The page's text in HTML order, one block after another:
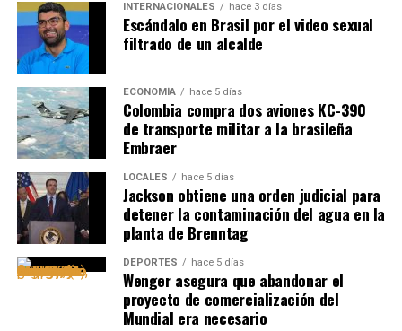
INTERNACIONALES hace 3 días
Escándalo en Brasil por el video sexual
filtrado de un alcalde
ECONOMÍA hace 5 días
Colombia compra dos aviones KC-390
de transporte militar a la brasileña
Embraer
LOCALES hace 5 días
Jackson obtiene una orden judicial para
detener la contaminación del agua en la
planta de Brenntag
DEPORTES hace 5 días
Wenger asegura que abandonar el
proyecto de comercialización del
Mundial era necesario